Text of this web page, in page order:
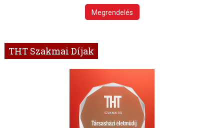
Megrendelés
THT Szakmai Díjak